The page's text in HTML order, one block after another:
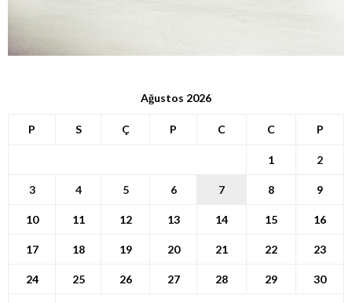
Ağustos 2026
P S Ç P C C P
1 2
3 4 5 6 7 8 9
10 11 12 13 14 15 16
17 18 19 20 21 22 23
24 25 26 27 28 29 30